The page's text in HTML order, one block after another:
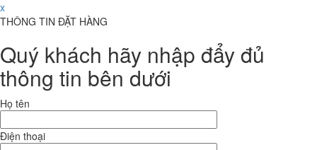
x
THÔNG TIN ĐẶT HÀNG
Quý khách hãy nhập đẩy đủ
thông tin bên dưới
Họ tên
Điện thoại